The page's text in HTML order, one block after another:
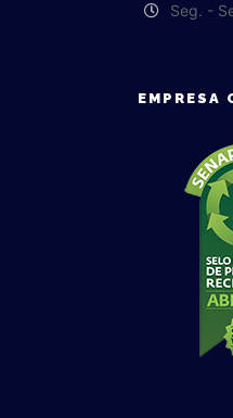
Seg. -
EMPRESA